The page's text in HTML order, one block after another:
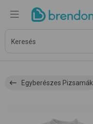
Egyberészes Pizsamák